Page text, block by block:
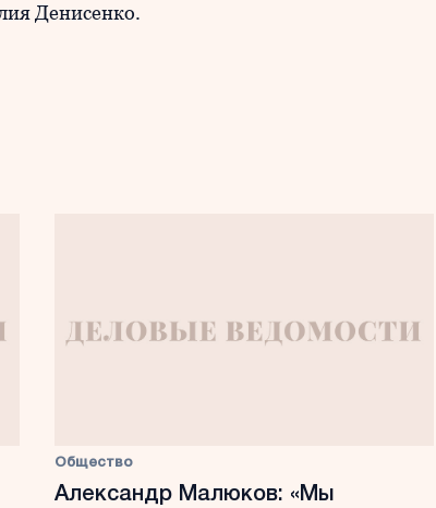
Денисенко.
Общество
Александр Малюков: «Мы